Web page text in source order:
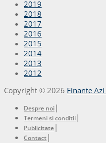
2019
2018
2017
2016
2015
2014
2013
2012
Copyright © 2026 Finante Azi
Despre noi|
Termeni si conditii|
Publicitate|
Contact|